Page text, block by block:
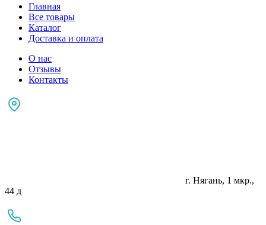
Главная
Все товары
Каталог
Доставка и оплата
О нас
Отзывы
Контакты
г. Нягань, 1 мкр.,
44 д